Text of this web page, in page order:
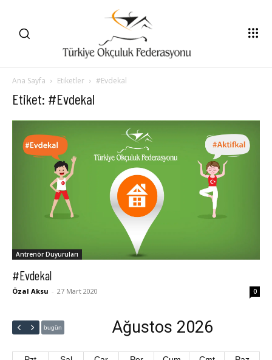
Ana Sayfa Etiketler #Evdekal
Etiket: #Evdekal
Antrenör Duyuruları
#Evdekal
Özal Aksu - 27 Mart 2020 0
bugün Ağustos 2026